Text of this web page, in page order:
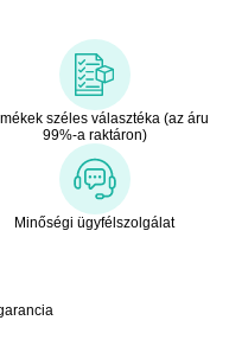
széles választéka (az áru
99%-a raktáron)
Minőségi ügyfélszolgálat